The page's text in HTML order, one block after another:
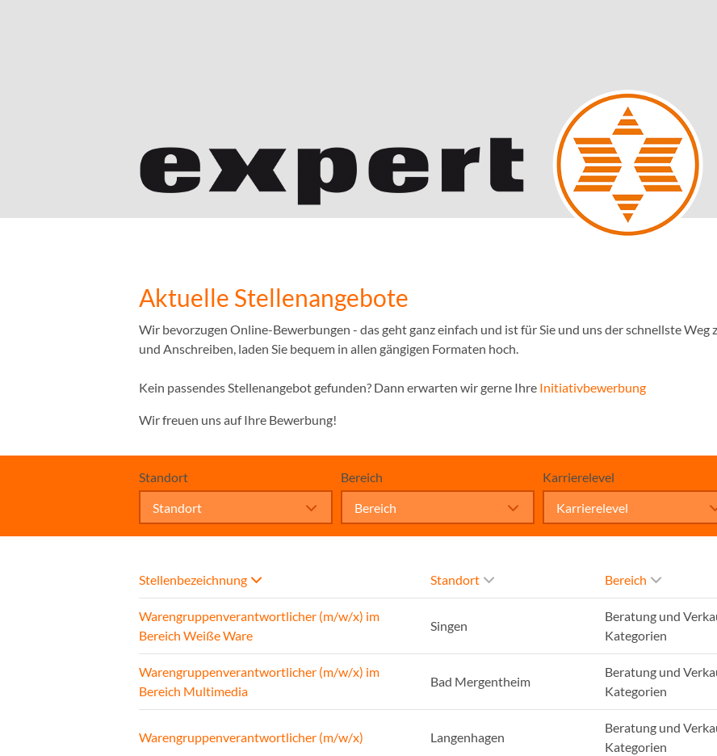
Aktuelle Stellenangebote
Wir bevorzugen Online-Bewerbungen - das geht ganz einfach und ist für Sie und uns der schnellste Weg
und Anschreiben, laden Sie bequem in allen gängigen Formaten hoch.
Kein passendes Stellenangebot gefunden? Dann erwarten wir gerne Ihre Initiativbewerbung
Wir freuen uns auf Ihre Bewerbung!
Standort
Standort
Bereich
Bereich
Karrierelevel
Karrierelevel
Stellenbezeichnung Standort Bereich
Warengruppenverantwortlicher (m/w/x) im
Bereich Weiße Ware
Singen
Beratung und
Kategorien
Warengruppenverantwortlicher (m/w/x) im
Bereich Multimedia
Bad Mergentheim
Beratung und
Kategorien
Warengruppenverantwortlicher (m/w/x) Langenhagen
Beratung und
Kategorien